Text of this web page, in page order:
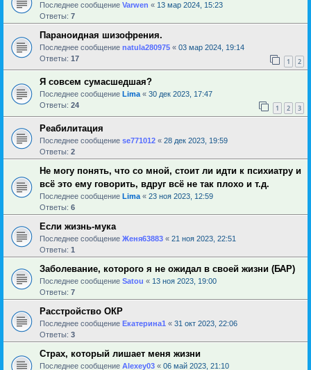
Последнее сообщение Varwen « 13 мар 2024, 15:23
Ответы: 7
Параноидная шизофрения.
Последнее сообщение natula280975 « 03 мар 2024, 19:14
Ответы: 17 1 2
Я совсем сумасшедшая?
Последнее сообщение Lima « 30 дек 2023, 17:47
Ответы: 24 1 2 3
Реабилитация
Последнее сообщение se771012 « 28 дек 2023, 19:59
Ответы: 2
Не могу понять, что со мной, стоит ли идти к психиатру и
всё это ему говорить, вдруг всё не так плохо и т.д.
Последнее сообщение Lima « 23 ноя 2023, 12:59
Ответы: 6
Если жизнь-мука
Последнее сообщение Женя63883 « 21 ноя 2023, 22:51
Ответы: 1
Заболевание, которого я не ожидал в своей жизни (БАР)
Последнее сообщение Satou « 13 ноя 2023, 19:00
Ответы: 7
Расстройство ОКР
Последнее сообщение Екатерина1 « 31 окт 2023, 22:06
Ответы: 3
Страх, который лишает меня жизни
Последнее сообщение Alexey03 « 06 май 2023, 21:10